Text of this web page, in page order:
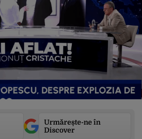
Urmărește-ne în
Discover